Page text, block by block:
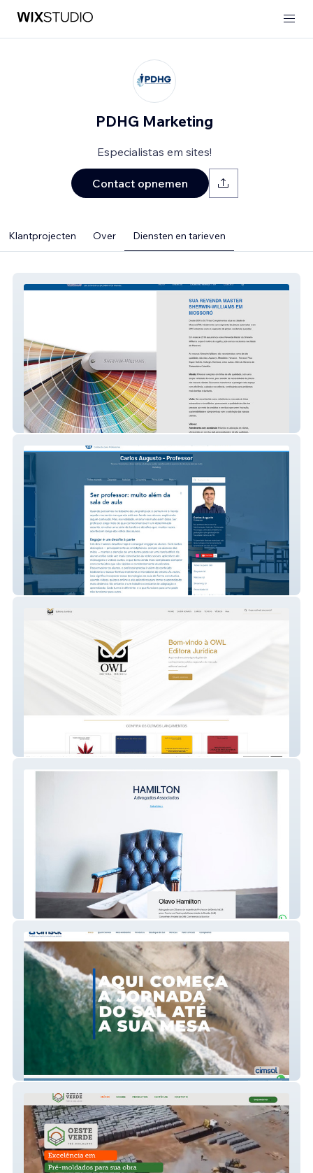
PDHG Marketing
Especialistas em sites!
Contact opnemen
Klantprojecten Over Diensten en tarieven
Só Tintas Mossoró
carlosaugusto.pro.br
OWL Editora Jurídica